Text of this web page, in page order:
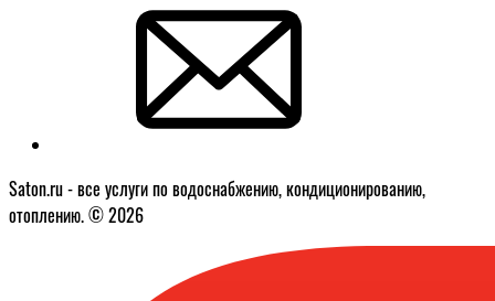
Saton.ru - все услуги по водоснабжению, кондиционированию,
отоплению. © 2026